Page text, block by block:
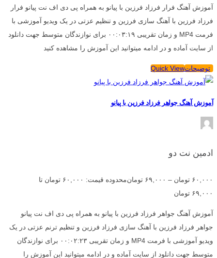
آموزش آهنگ فرار فرزاد فرزین با پیانو به همراه پی دی اف نت پیانو فرار
فرزاد فرزین با آهنگ سازی فرزین و تنظیم عزتی در یک ویدیو آموزشی با
فرمت MP4 و زمان تقریبی ۰۰:۰۳:۱۹ برای نوازندگان متوسط جهت دانلود
از سایت آماده و در ادامه میتوانید این آموزش را مشاهده کنید
توضیحاتQuick View
آموزش آهنگ جواهر فرزاد فرزین با پیانو
ادمین نت دو
۶۰,۰۰۰ تومان – ۶۹,۰۰۰ تومان
محدوده قیمت: ۶۰,۰۰۰ تومان تا
۶۹,۰۰۰ تومان
آموزش آهنگ جواهر فرزاد فرزین با پیانو به همراه پی دی اف نت پیانو
جواهر فرزاد فرزین با آهنگ سازی فرزاد فرزین و تنظیم ترنم عزتی در یک
ویدیو آموزشی با فرمت MP4 و زمان تقریبی ۰۰:۰۲:۲۳ برای نوازندگان
متوسط جهت دانلود از سایت آماده و در ادامه میتوانید این آموزش را